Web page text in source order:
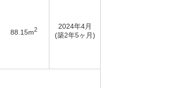
88.15m2
2024年4月
(築2年5ヶ月)